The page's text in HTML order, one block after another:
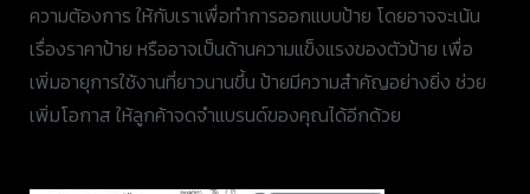
ความต้องการ ให้กับเราเพื่อทำการออกแบบป้าย โดยอาจจะเน้น
เรื่องราคาป้าย หรืออาจเป็นด้านความแข็งแรงของตัวป้าย เพื่อ
เพิ่มอายุการใช้งานที่ยาวนานขึ้น ป้ายมีความสำคัญอย่างยิ่ง ช่วย
เพิ่มโอกาส ให้ลูกค้าจดจำแบรนด์ของคุณได้อีกด้วย